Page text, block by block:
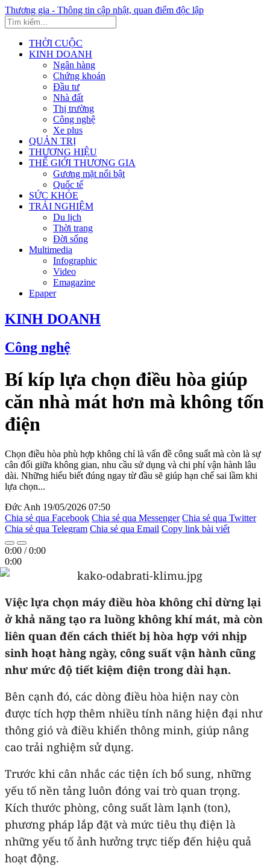
Thương gia - Thông tin cập nhật, quan điểm độc lập
THỜI CUỘC
KINH DOANH
Ngân hàng
Chứng khoán
Đầu tư
Nhà đất
Thị trường
Công nghệ
Xe plus
QUẢN TRỊ
THƯƠNG HIỆU
THẾ GIỚI THƯƠNG GIA
Gương mặt nổi bật
Quốc tế
SỨC KHỎE
TRẢI NGHIỆM
Du lịch
Thời trang
Đời sống
Multimedia
Infographic
Video
Emagazine
Epaper
KINH DOANH
Công nghệ
Bí kíp lựa chọn điều hòa giúp
căn nhà mát hơn mà không tốn
điện
Chọn điều hòa phù hợp không chỉ là vấn đề công suất mà còn là sự
cân đối giữa không gian, nhu cầu sử dụng và chi phí vận hành lâu
dài. Những hiểu biết đúng ngay từ đầu sẽ giúp hạn chế sai lầm khi
lựa chọn...
Đức Anh 19/05/2026 07:50
Chia sẻ qua Facebook Chia sẻ qua Messenger Chia sẻ qua Twitter
Chia sẻ qua Telegram Chia sẻ qua Email Copy link bài viết
0:00 /0:00
0:00
Việc lựa chọn máy điều hòa không chỉ dừng lại
ở khả năng tạo ra luồng không khí mát, mà còn
liên quan đến cách thiết bị hòa hợp với nhịp
sinh hoạt hàng ngày, công suất vận hành cũng
như mức độ tiết kiệm điện trong dài hạn.
Bên cạnh đó, các dòng điều hòa hiện nay còn
được tích hợp thêm nhiều tính năng hiện đại như
thông gió và điều khiển thông minh, giúp nâng
cao trải nghiệm sử dụng.
Trước khi cân nhắc các tiện ích bổ sung, những
yếu tố nền tảng luôn đóng vai trò quan trọng.
Kích thước phòng, công suất làm lạnh (ton),
phương pháp lắp đặt và mức tiêu thụ điện là
những yếu tố ảnh hưởng trực tiếp đến hiệu quả
hoạt động.